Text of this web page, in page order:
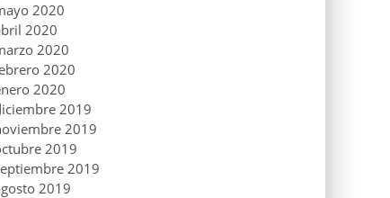
2020
2020
2020
2020
2020
2019
2019
2019
2019
2019